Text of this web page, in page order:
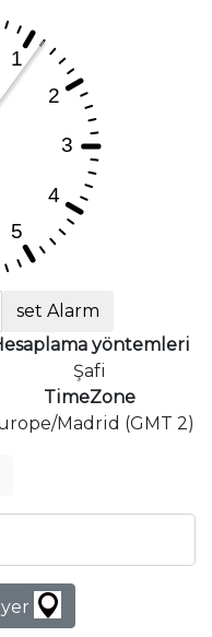
set Alarm
yöntemleri
Şafi
TimeZone
Madrid (GMT 2)